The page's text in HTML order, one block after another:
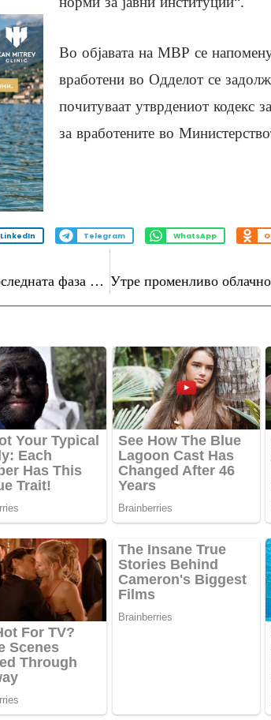
Во објавата на МВР се
вработени во Одделот се
почитуваат утврдениот кодекс
за вработените во
LinkedIn Telegram WhatsApp
Кос: Албанија влегува во последната фаза од преговорите за пристапување во ЕУ